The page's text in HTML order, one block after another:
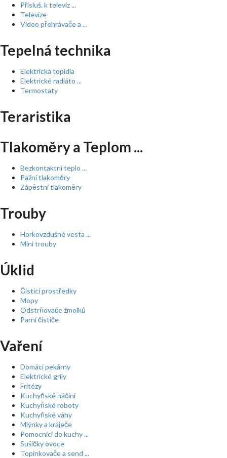
Přísluš. k televiz ...
Televize
Video přehrávače a ...
Tepelná technika
Elektrická topidla
Elektrické radiáto ...
Termostaty
Teraristika
Tlakoměry a Teplom ...
Bezkontaktní teplo ...
Pažní tlakoměry
Zápěstní tlakoměry
Trouby
Horkovzdušné vesta ...
Mini trouby
Úklid
Čistící prostředky
Mopy
Odstrňovače žmolků
Parní čističe
Vaření
Domácí pekárny
Elektrické grily
Fritézy
Kuchyňské náčiní
Kuchyňské roboty
Kuchyňské váhy
Mlýnky a kráječe
Pomocníci do kuchy ...
Sušičky ovoce
Topinkovače a send ...